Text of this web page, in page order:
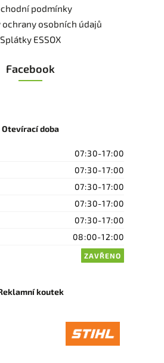
podmínky
ochrany osobních údajů
Splátky ESSOX
Facebook
Otevírací doba
07:30-17:00
07:30-17:00
07:30-17:00
07:30-17:00
07:30-17:00
08:00-12:00
ZAVŘENO
koutek